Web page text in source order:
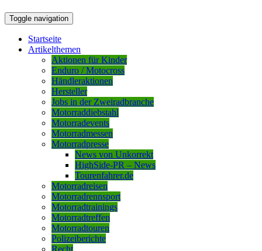
Toggle navigation
Startseite
Artikelthemen
Aktionen für Kinder
Enduro / Motocross
Händleraktionen
Hersteller
Jobs in der Zweiradbranche
Motorraddiebstahl
Motorradevents
Motorradmessen
Motorradpresse
News von Unkorrekt
HighSide-PR – News
Tourenfahrer.de
Motorradreisen
Motorradrennsport
Motorradtrainings
Motorradtreffen
Motorradtouren
Polizeiberichte
Recht